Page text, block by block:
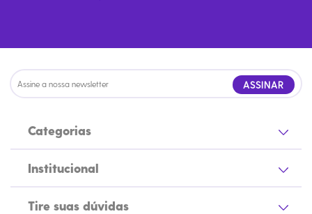
ASSINAR
Categorias
Institucional
Tire suas dúvidas